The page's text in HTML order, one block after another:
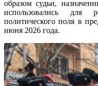
образом судьи,
использовались для
политического поля в
июня 2026 года.